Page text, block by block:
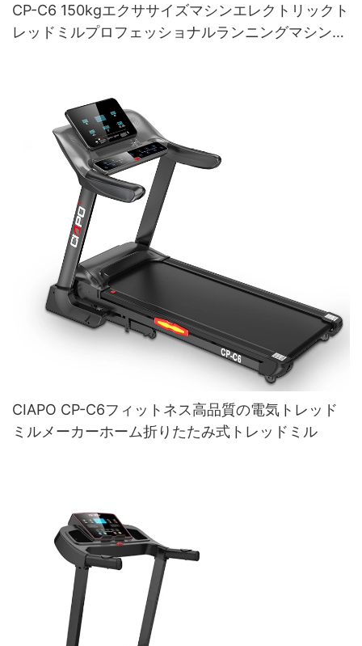
CP-C6 150kgエクササイズマシンエレクトリックト
レッドミルプロフェッショナルランニングマシンホ
CIAPO CP-C6フィットネス高品質の電気トレッド
ミルメーカーホーム折りたたみ式トレッドミル